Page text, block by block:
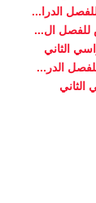
الدرا...
للفصل ال...
الثاني